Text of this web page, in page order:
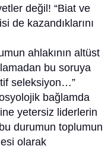
değil! “Biat ve
de kazandıklarını
ahlakının altüst
bu soruya
seleksiyon…”
bağlamda
yetersiz liderlerin
durumun toplumun
olarak